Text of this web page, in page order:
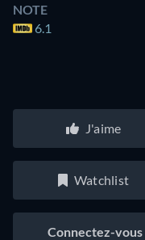
NOTE
6.1
J'aime
Watchlist
Connectez-vous